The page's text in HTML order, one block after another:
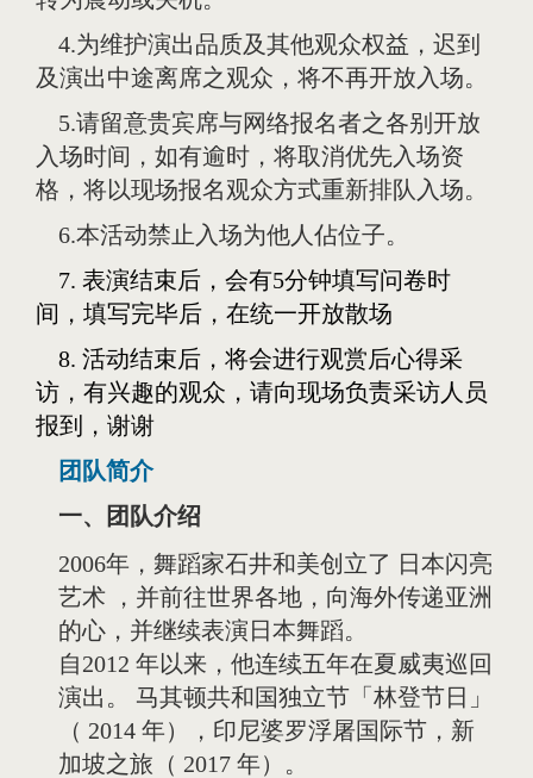
4.为维护演出品质及其他观众权益，迟到
及演出中途离席之观众，将不再开放入场。
5.请留意贵宾席与网络报名者之各别开放
入场时间，如有逾时，将取消优先入场资
格，将以现场报名观众方式重新排队入场。
6.本活动禁止入场为他人佔位子。
7. 表演结束后，会有5分钟填写问卷时
间，填写完毕后，在统一开放散场
8. 活动结束后，将会进行观赏后心得采
访，有兴趣的观众，请向现场负责采访人员
报到，谢谢
团队简介
一、团队介绍
2006年，舞蹈家石井和美创立了 日本闪亮
艺术 ，并前往世界各地，向海外传递亚洲
的心，并继续表演日本舞蹈。
自2012 年以来，他连续五年在夏威夷巡回
演出。 马其顿共和国独立节「林登节日」
（ 2014 年），印尼婆罗浮屠国际节，新
加坡之旅（ 2017 年）。